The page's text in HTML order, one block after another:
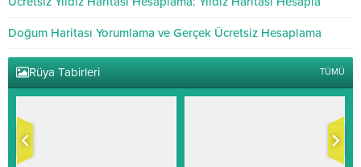
Doğum Haritası Yorumlama ve Gerçek Ücretsiz Hesaplama
Rüya Tabirleri TÜMÜ